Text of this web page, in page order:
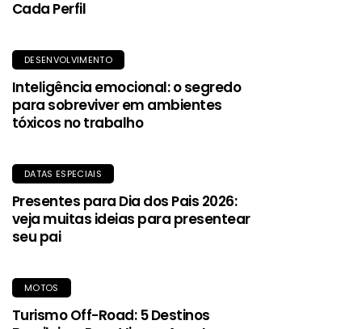
Cada Perfil
DESENVOLVIMENTO
Inteligência emocional: o segredo
para sobreviver em ambientes
tóxicos no trabalho
DATAS ESPECIAIS
Presentes para Dia dos Pais 2026:
veja muitas ideias para presentear
seu pai
MOTOS
Turismo Off-Road: 5 Destinos